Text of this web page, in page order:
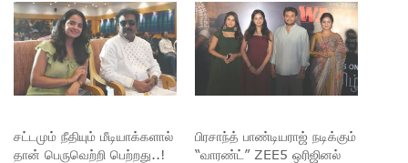
சட்டமும் நீதியும் மீடியாக்களால்
தான் பெருவெற்றி பெற்றது..!
பிரசாந்த் பாண்டியராஜ் நடிக்கும்
“வாரண்ட்” ZEE5 ஒரிஜினல்